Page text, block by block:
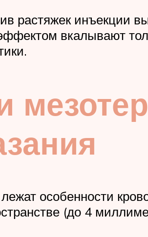
растяжек инъекции
вкалывают
особенности
(до 4